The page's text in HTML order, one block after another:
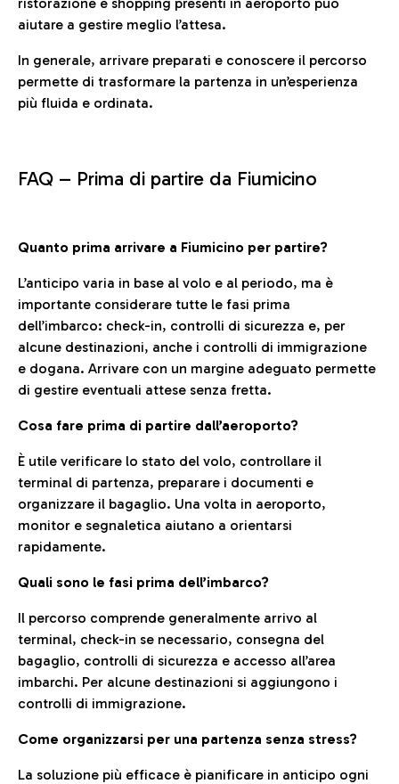
aiutare a gestire meglio l’attesa.
In generale, arrivare preparati e conoscere il percorso
permette di trasformare la partenza in un’esperienza
più fluida e ordinata.
FAQ – Prima di partire da Fiumicino
Quanto prima arrivare a Fiumicino per partire?
L’anticipo varia in base al volo e al periodo, ma è
importante considerare tutte le fasi prima
dell’imbarco: check-in, controlli di sicurezza e, per
alcune destinazioni, anche i controlli di immigrazione
e dogana. Arrivare con un margine adeguato permette
di gestire eventuali attese senza fretta.
Cosa fare prima di partire dall’aeroporto?
È utile verificare lo stato del volo, controllare il
terminal di partenza, preparare i documenti e
organizzare il bagaglio. Una volta in aeroporto,
monitor e segnaletica aiutano a orientarsi
rapidamente.
Quali sono le fasi prima dell’imbarco?
Il percorso comprende generalmente arrivo al
terminal, check-in se necessario, consegna del
bagaglio, controlli di sicurezza e accesso all’area
imbarchi. Per alcune destinazioni si aggiungono i
controlli di immigrazione.
Come organizzarsi per una partenza senza stress?
La soluzione più efficace è pianificare in anticipo ogni